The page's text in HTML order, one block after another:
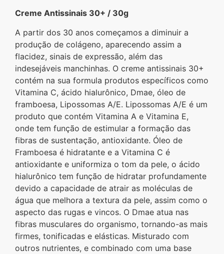
Creme Antissinais 30+ / 30g
A partir dos 30 anos começamos a diminuir a
produção de colágeno, aparecendo assim a
flacidez, sinais de expressão, além das
indesejáveis manchinhas. O creme antissinais 30+
contém na sua formula produtos específicos como
Vitamina C, ácido hialurônico, Dmae, óleo de
framboesa, Lipossomas A/E. Lipossomas A/E é um
produto que contém Vitamina A e Vitamina E,
onde tem função de estimular a formação das
fibras de sustentação, antioxidante. Óleo de
Framboesa é hidratante e a Vitamina C é
antioxidante e uniformiza o tom da pele, o ácido
hialurônico tem função de hidratar profundamente
devido a capacidade de atrair as moléculas de
água que melhora a textura da pele, assim como o
aspecto das rugas e vincos. O Dmae atua nas
fibras musculares do organismo, tornando-as mais
firmes, tonificadas e elásticas. Misturado com
outros nutrientes, e combinado com uma base